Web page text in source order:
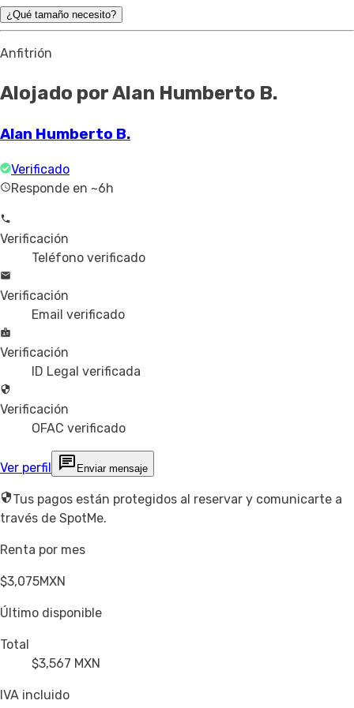
¿Qué tamaño necesito?
Anfitrión
Alojado por Alan Humberto B.
Alan Humberto B.
Verificado
Responde en ~6h
Verificación
Teléfono verificado
Verificación
Email verificado
Verificación
ID Legal verificada
Verificación
OFAC verificado
Ver perfil Enviar mensaje
Tus pagos están protegidos al reservar y comunicarte a
través de SpotMe.
Renta por mes
$3,075MXN
Último disponible
Total
$3,567 MXN
IVA incluido